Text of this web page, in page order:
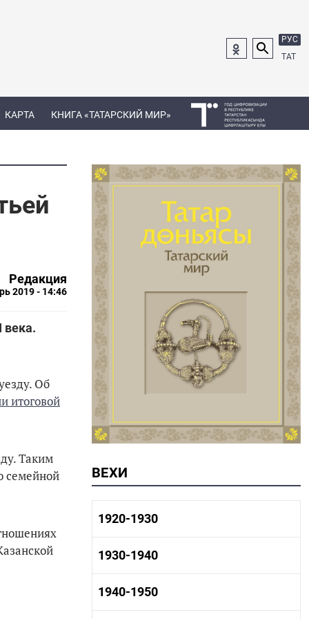
РУС
ТАТ
КАРТА КНИГА «ТАТАРСКИЙ МИР»
Редакция
2019 - 14:46
века.
Об
итоговой
Таким
семейной
ВЕХИ
1920-1930
1920-1930 история
1920-1930 культура
1930-1940
1930-1940 история
1930-1940 культура
1940-1950